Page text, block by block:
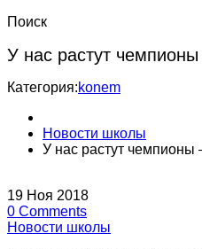
Поиск
У нас растут
Категория:konem
Новости школы
У нас растут чемпионы
19 Ноя 2018
0 Comments
Новости школы